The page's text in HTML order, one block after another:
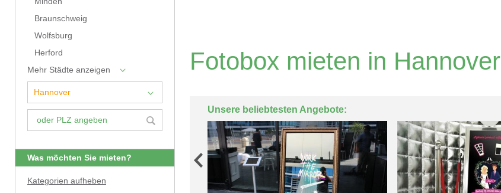
Braunschweig
Wolfsburg
Herford
Mehr Städte anzeigen
Was möchten Sie mieten?
Kategorien aufheben
Fotobox mieten in Hannover
Unsere beliebtesten Angebote: